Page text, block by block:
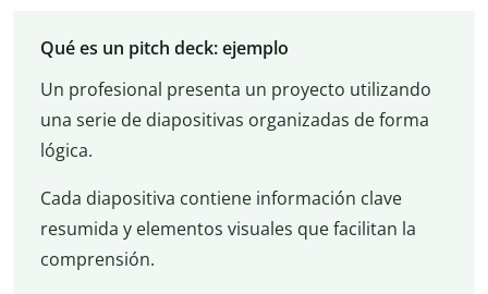
Qué es un pitch deck: ejemplo
Un profesional presenta un proyecto utilizando
una serie de diapositivas organizadas de forma
lógica.
Cada diapositiva contiene información clave
resumida y elementos visuales que facilitan la
comprensión.